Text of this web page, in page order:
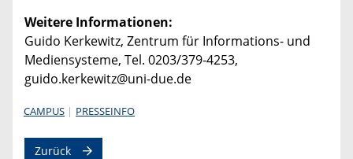
Weitere Informationen:
Guido Kerkewitz, Zentrum für Informations- und
Mediensysteme, Tel. 0203/379-4253,
guido.kerkewitz@uni-due.de
CAMPUS PRESSEINFO
Zurück